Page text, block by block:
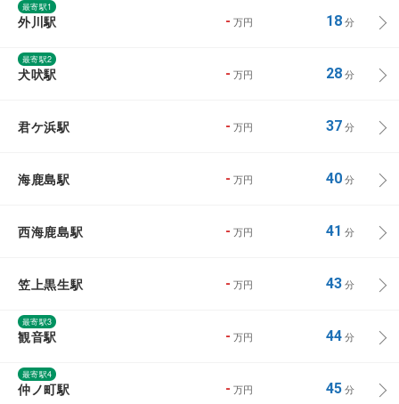
最寄駅1
外川駅 - 万円 18分
最寄駅2
犬吠駅 - 万円 28分
君ケ浜駅 - 万円 37分
海鹿島駅 - 万円 40分
西海鹿島駅 - 万円 41 分
笠上黒生駅 - 万円 43分
最寄駅3
観音駅 - 万円 44分
最寄駅4
仲ノ町駅 - 万円 45分